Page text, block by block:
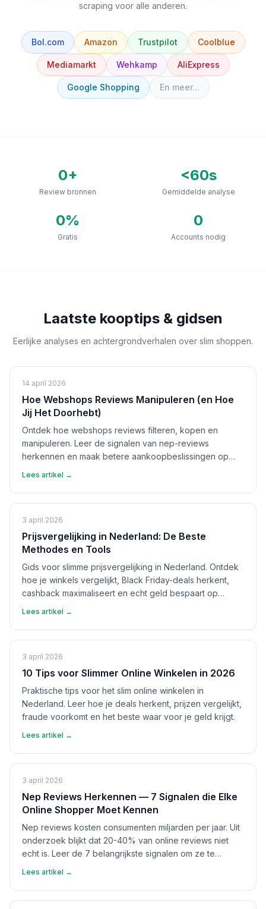
scraping voor alle anderen.
Bol.com Amazon Trustpilot Coolblue
Mediamarkt Wehkamp AliExpress
Google Shopping En meer...
0+
Review bronnen
<60s
Gemiddelde analyse
0%
Gratis
0
Accounts nodig
Laatste kooptips & gidsen
Eerlijke analyses en achtergrondverhalen over slim shoppen.
14 april 2026
Hoe Webshops Reviews Manipuleren (en Hoe
Jij Het Doorhebt)
Ontdek hoe webshops reviews filteren, kopen en
manipuleren. Leer de signalen van nep-reviews
herkennen en maak betere aankoopbeslissingen op
Lees artikel →
3 april 2026
Prijsvergelijking in Nederland: De Beste
Methodes en Tools
Gids voor slimme prijsvergelijking in Nederland. Ontdek
hoe je winkels vergelijkt, Black Friday-deals herkent,
cashback maximaliseert en echt geld bespaart op
Lees artikel →
3 april 2026
10 Tips voor Slimmer Online Winkelen in 2026
Praktische tips voor het slim online winkelen in
Nederland. Leer hoe je deals herkent, prijzen vergelijkt,
fraude voorkomt en het beste waar voor je geld krijgt.
Lees artikel →
3 april 2026
Nep Reviews Herkennen — 7 Signalen die Elke
Online Shopper Moet Kennen
Nep reviews kosten consumenten miljarden per jaar. Uit
onderzoek blijkt dat 20-40% van online reviews niet
echt is. Leer de 7 belangrijkste signalen om ze te
Lees artikel →